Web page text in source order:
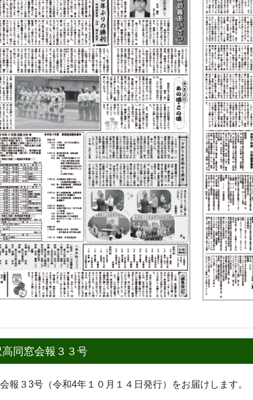
高同窓会報３３号
報３3号（令和4年１０月１４日発行）をお届けします。